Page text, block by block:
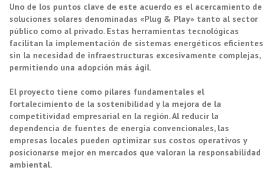
Uno de los puntos clave de este acuerdo es el acercamiento de
soluciones solares denominadas «Plug & Play» tanto al sector
público como al privado. Estas herramientas tecnológicas
facilitan la implementación de sistemas energéticos eficientes
sin la necesidad de infraestructuras excesivamente complejas,
permitiendo una adopción más ágil.
El proyecto tiene como pilares fundamentales el
fortalecimiento de la sostenibilidad y la mejora de la
competitividad empresarial en la región. Al reducir la
dependencia de fuentes de energía convencionales, las
empresas locales pueden optimizar sus costos operativos y
posicionarse mejor en mercados que valoran la responsabilidad
ambiental.